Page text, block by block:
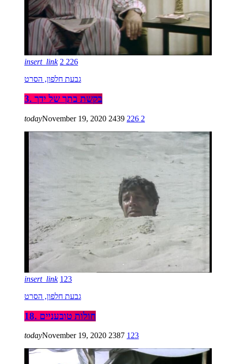
insert_link 2 226
גבעת חלפון, הסרט
3. בקשת בתך של ידך
todayNovember 19, 2020 2439 226 2
insert_link 123
גבעת חלפון, הסרט
18. חולות טובעניים
todayNovember 19, 2020 2387 123